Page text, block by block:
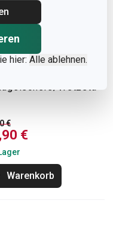
hier: Alle ablehnen.
%
NOBLESSE für
Wetzsta
€
€
Warenkorb